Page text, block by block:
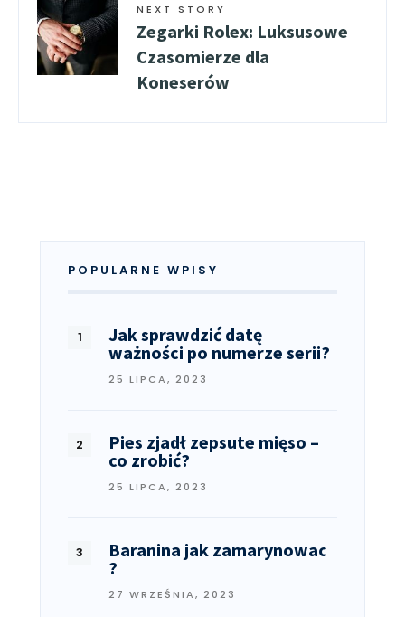
NEXT STORY
Zegarki Rolex: Luksusowe
Czasomierze dla
Koneserów
POPULARNE WPISY
Jak sprawdzić datę
ważności po numerze serii?
25 LIPCA, 2023
Pies zjadł zepsute mięso –
co zrobić?
25 LIPCA, 2023
Baranina jak zamarynowac
?
27 WRZEŚNIA, 2023